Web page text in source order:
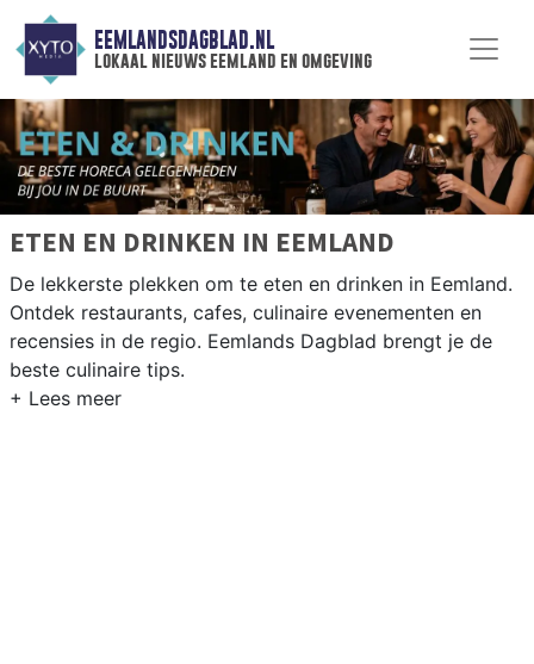
EEMLANDSDAGBLAD.NL
lokaal nieuws eemland en omgeving
ETEN EN DRINKEN IN EEMLAND
De lekkerste plekken om te eten en drinken in Eemland.
Ontdek restaurants, cafes, culinaire evenementen en
recensies in de regio. Eemlands Dagblad brengt je de
beste culinaire tips.